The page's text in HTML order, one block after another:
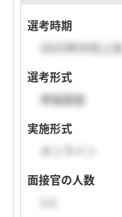
選考時期
2023年04月上旬
選考形式
単独面接
実施形式
オンライン
面接官の人数